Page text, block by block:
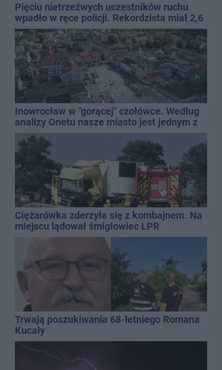
Pięciu nietrzeźwych uczestników ruchu
wpadło w ręce policji. Rekordzista miał 2,6
promila
Inowrocław w "gorącej" czołówce. Według
analizy Onetu nasze miasto jest jednym z
najbardziej narażonych na upały
Ciężarówka zderzyła się z kombajnem. Na
miejscu lądował śmigłowiec LPR
Trwają poszukiwania 68-letniego Romana
Kucały